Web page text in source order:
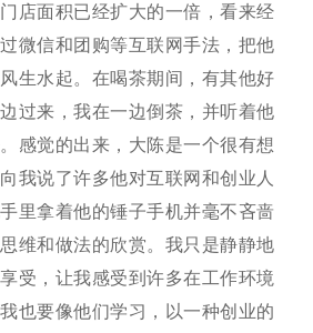
店面积已经扩大的一倍，看来经
微信和团购等互联网手法，把他
生水起。在喝茶期间，有其他好
过来，我在一边倒茶，并听着他
感觉的出来，大陈是一个很有想
我说了许多他对互联网和创业人
里拿着他的锤子手机并毫不吝啬
维和做法的欣赏。我只是静静地
受，让我感受到许多在工作环境
也要像他们学习，以一种创业的